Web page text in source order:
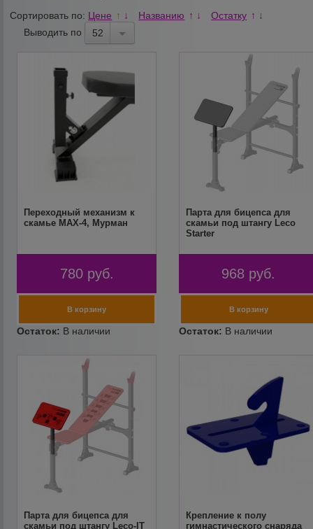
Сортировать по: Цене ↑ ↓ Названию ↑ ↓ Остатку ↑ ↓
Выводить по 52
Переходный механизм к
скамье MAX-4, Мурман
780 руб.
Парта для бицепса для
скамьи под штангу Leco
Starter
968 руб.
Парта для бицепса для
скамьи под штангу Leco-IT
Крепление к полу
гимнастического снаряда